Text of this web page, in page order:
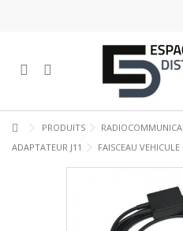
PRODUITS
ADAPTATEUR J11
FAISCEAU